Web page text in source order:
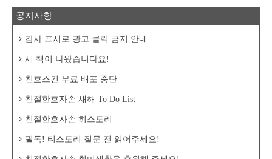
하실 수 있으시겠지만 제가 자신이 없다는건
간의 시간은 다르게 흐르죠? 그러므로 반드
니다. 그 헤어짐을 버틸 자신이 없는 것입니
공지사항
감사 표시로 광고 클릭 금지 안내
새 책이 나왔습니다요!
친효스킨 무료 배포 중단
친절한효자손 새해 To Do List
친절한효자손 히스토리
필독! 티스토리 질문 전 읽어주세요!